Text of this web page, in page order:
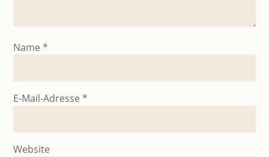
Name*
E-Mail-Adresse*
Website